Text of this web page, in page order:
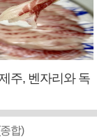
주, 벤자리와 독
합)